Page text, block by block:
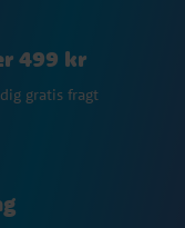
499 kr
gratis fragt